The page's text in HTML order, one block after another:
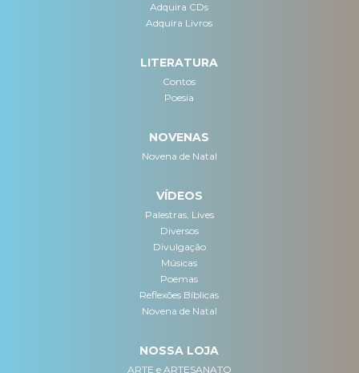
Adquira CDs
Adquira Livros
LITERATURA
Contos
Poesia
NOVENAS
Novena de Natal
VÍDEOS
Palestras, Lives
Diversos
Divulgação
Músicas
Poemas
Reflexões Bíblicas
Novena de Natal
NOSSA LOJA
ARTE e ARTESANATO